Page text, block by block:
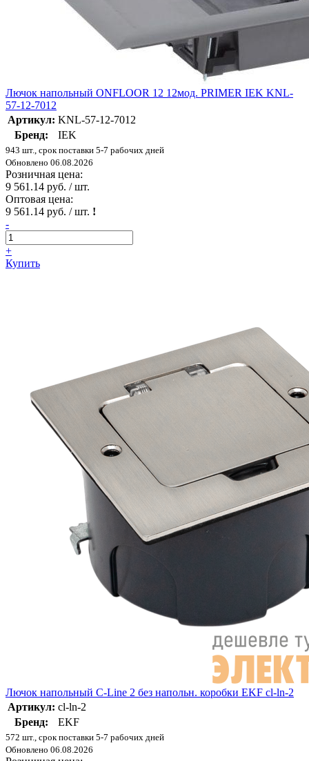
Лючок напольный ONFLOOR 12 12мод. PRIMER IEK KNL-
57-12-7012
Артикул: KNL-57-12-7012
Бренд:
IEK
943 шт., срок поставки 5-7 рабочих дней
Обновлено 06.08.2026
Розничная цена:
9 561.14 руб. / шт.
Оптовая цена:
9 561.14 руб. / шт. !
-
+
Купить
Лючок напольный C-Line 2 без напольн. коробки EKF cl-ln-2
Артикул: cl-ln-2
Бренд:
EKF
572 шт., срок поставки 5-7 рабочих дней
Обновлено 06.08.2026